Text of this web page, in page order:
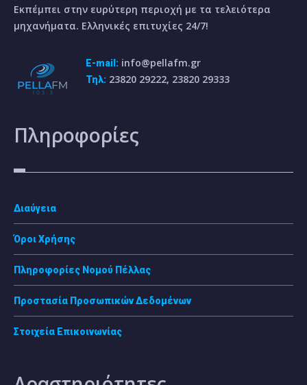
Εκπέμπει στην ευρύτερη περιοχή με τα τελειότερα
μηχανήματα. Ελληνικές επιτυχίες 24/7!
E-mail: info@pellafm.gr
Τηλ: 23820 29222, 23820 29333
Πληροφορίες
Διαύγεια
Όροι Χρήσης
Πληροφορίες Νομού Πέλλας
Προστασία Προσωπικών Δεδομένων
Στοιχεία Επικοινωνίας